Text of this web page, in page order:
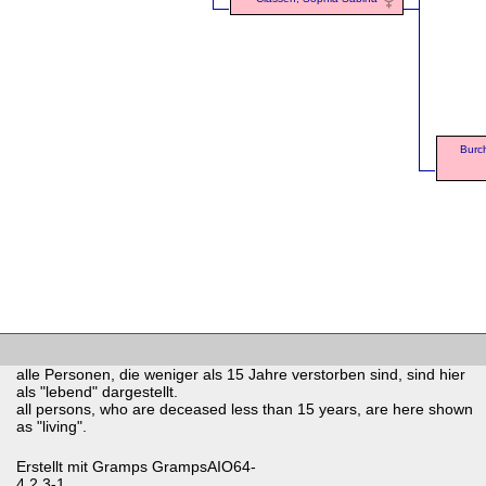
alle Personen, die weniger als 15 Jahre verstorben sind, sind hier
als "lebend" dargestellt.
all persons, who are deceased less than 15 years, are here shown
as "living".
Erstellt mit Gramps GrampsAIO64-